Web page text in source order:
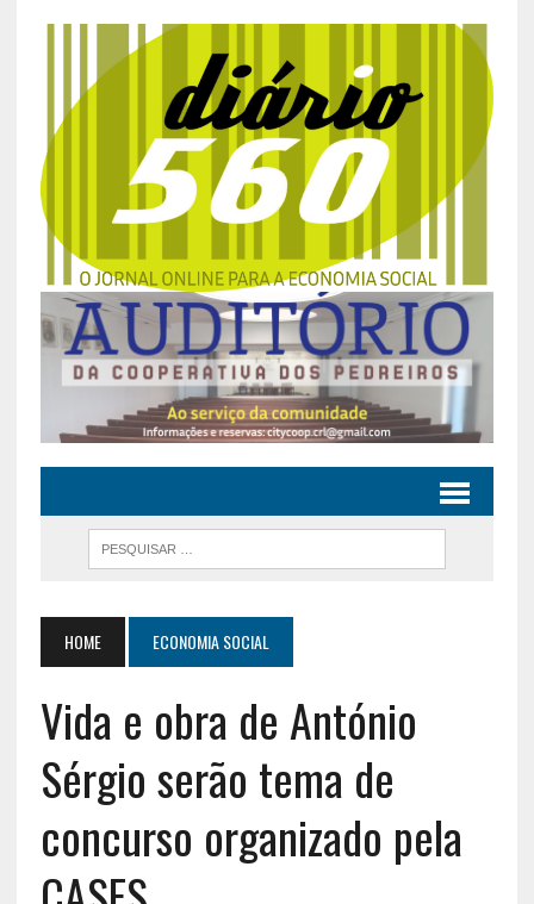
HOME ECONOMIA SOCIAL
Vida e obra de António
Sérgio serão tema de
concurso organizado pela